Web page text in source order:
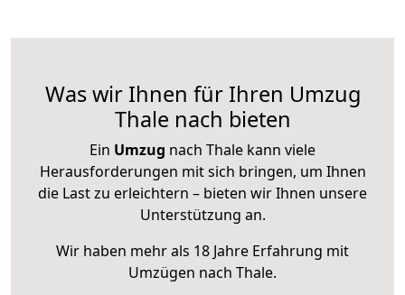
Was wir Ihnen für Ihren Umzug
Thale nach bieten
Ein Umzug nach Thale kann viele
Herausforderungen mit sich bringen, um Ihnen
die Last zu erleichtern – bieten wir Ihnen unsere
Unterstützung an.
Wir haben mehr als 18 Jahre Erfahrung mit
Umzügen nach Thale.